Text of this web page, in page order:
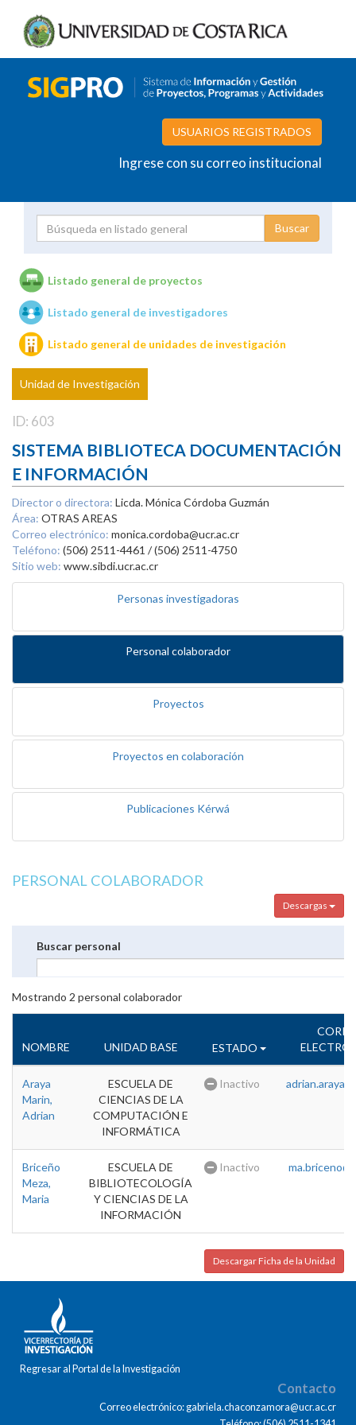
USUARIOS REGISTRADOS
Ingrese con su correo institucional
Unidades de investigación
Listado general de proyectos
Listado general de investigadores
Listado general de unidades de investigación
Unidad de Investigación
ID: 603
SISTEMA BIBLIOTECA DOCUMENTACIÓN
E INFORMACIÓN
Director o directora: Licda. Mónica Córdoba Guzmán
Área: OTRAS AREAS
Correo electrónico: monica.cordoba@ucr.ac.cr
Teléfono: (506) 2511-4461 / (506) 2511-4750
Sitio web: www.sibdi.ucr.ac.cr
Personas investigadoras
Personal colaborador
Proyectos
Proyectos en colaboración
Publicaciones Kérwá
PERSONAL COLABORADOR
Descargas
Buscar personal
Mostrando 2 personal colaborador
NOMBRE UNIDAD BASE ESTADO
Araya
Marin,
Adrian
ESCUELA DE
CIENCIAS DE LA
COMPUTACIÓN E
INFORMÁTICA
Inactivo
Briceño
Meza,
Maria
ESCUELA DE
BIBLIOTECOLOGÍA
Y CIENCIAS DE LA
INFORMACIÓN
Inactivo
Descargar Ficha de la Unidad
Regresar al Portal de la Investigación
Contacto
Correo electrónico: gabriela.chaconzamora@ucr.ac.cr